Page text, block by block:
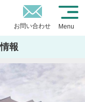
お問い合わせ Menu
報